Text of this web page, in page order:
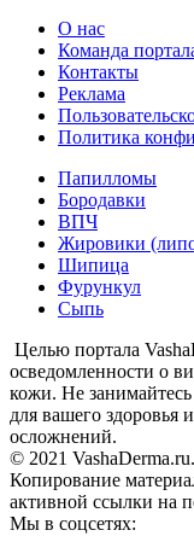
О нас
Команда
Контакты
Реклама
Политика
Папилломы
Бородавки
ВПЧ
Жировики
Шипица
Фурункул
Сыпь
Целью портала
осведомленности о
кожи. Не
для вашего здоровья
осложнений.
© 2021
Копирование
активной ссылки на
Мы в соцсетях: